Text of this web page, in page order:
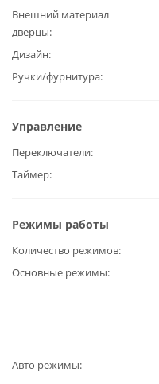
Внешний материал
дверцы
Дизайн
Ручки/фурнитура
Управление
Переключатели
Таймер
Режимы работы
Количество режимов
Основные режимы
Авто режимы